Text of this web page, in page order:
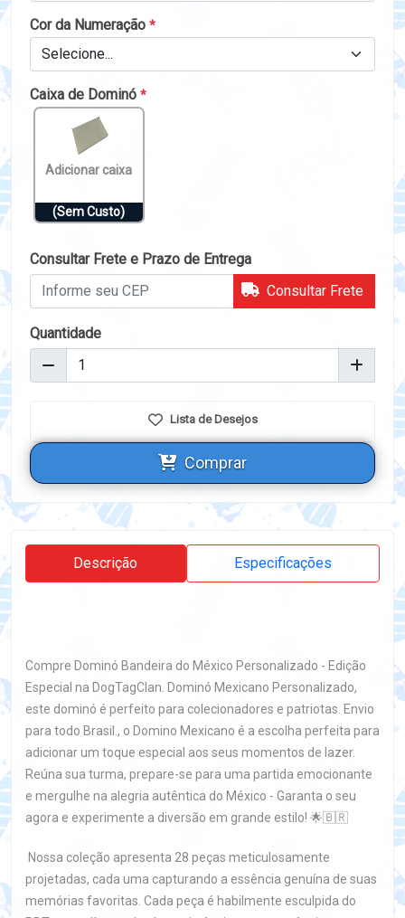
Cor da Numeração *
Selecione...
Caixa de Dominó *
Adicionar caixa
(Sem Custo)
Consultar Frete e Prazo de Entrega
Consultar Frete
Quantidade
Lista de Desejos
Comprar
Descrição Especificações
Compre Dominó Bandeira do México Personalizado - Edição
Especial na DogTagClan. Dominó Mexicano Personalizado,
este dominó é perfeito para colecionadores e patriotas. Envio
para todo Brasil., o Domino Mexicano é a escolha perfeita para
adicionar um toque especial aos seus momentos de lazer.
Reúna sua turma, prepare-se para uma partida emocionante
e mergulhe na alegria autêntica do México - Garanta o seu
agora e experimente a diversão em grande estilo! 🌟🇧🇷
Nossa coleção apresenta 28 peças meticulosamente
projetadas, cada uma capturando a essência genuína de suas
memórias favoritas. Cada peça é habilmente esculpida do